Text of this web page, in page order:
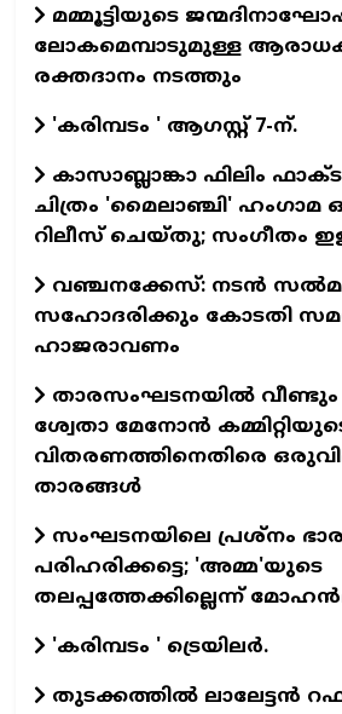
മമ്മൂട്ടിയുടെ
ലോകമെമ്പാടുമുള്ള
രക്തദാനം നടത്തും
'കരിമ്പടം ' ആഗസ്റ്റ് 7-ന്.
കാസാബ്ലാങ്കാ ഫിലിം
ചിത്രം 'മൈലാഞ്ചി' ഹംഗാമ
റിലീസ് ചെയ്തു; സംഗീതം
വഞ്ചനക്കേസ്: നടന്‍
സഹോദരിക്കും കോടതി
ഹാജരാവണം
താരസംഘടനയില്‍ വീണ്ടും
ശ്വേതാ മേനോന്‍
വിതരണത്തിനെതിരെ
താരങ്ങള്‍
സംഘടനയിലെ പ്രശ്നം
പരിഹരിക്കട്ടെ; 'അമ്മ'യുടെ
തലപ്പത്തേക്കില്ലെന്ന്
'കരിമ്പടം ' ട്രെയിലര്‍.
തുടക്കത്തില്‍ ലാലേട്ടന്‍